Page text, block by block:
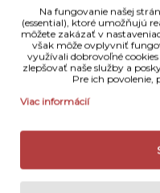
Typ ohniska
Svetelnosť
Stabilizácia
Priemer filtrového závitu
Rozmery
Na fungovanie našej
(essential), ktoré umožňujú
môžete zakázať v
však môže ovplyvniť
využívali dobrovoľné
zlepšovať naše služby a
Pre ich povolenie,
Viac informácií